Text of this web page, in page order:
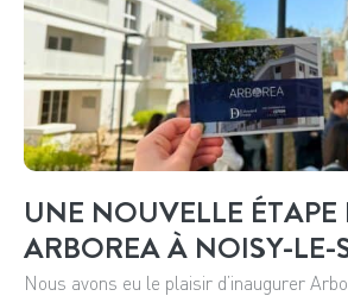
UNE NOUVELLE ÉTAPE
ARBOREA À NOISY-LE-
Nous avons eu le plaisir d’inaugurer